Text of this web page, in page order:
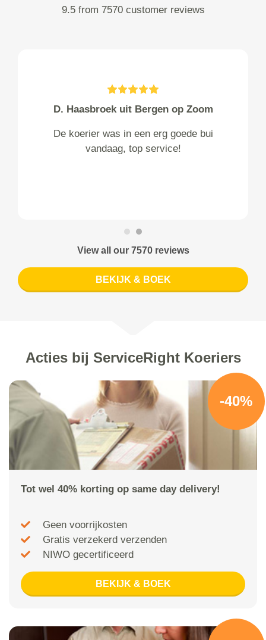
9.5 from 7570 customer reviews
D. Haasbroek uit Bergen op Zoom
De koerier was in een erg goede bui
vandaag, top service!
View all our 7570 reviews
BEKIJK & BOEK
Acties bij ServiceRight Koeriers
-40%
Tot wel 40% korting op same day delivery!
Geen voorrijkosten
Gratis verzekerd verzenden
NIWO gecertificeerd
BEKIJK & BOEK